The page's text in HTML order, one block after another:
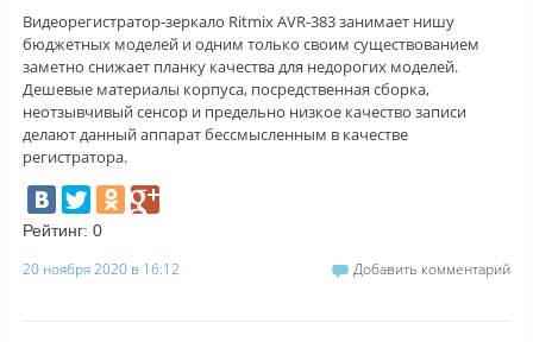
Видеорегистратор-зеркало Ritmix AVR-383 занимает нишу
бюджетных моделей и одним только своим существованием
заметно снижает планку качества для недорогих моделей.
Дешевые материалы корпуса, посредственная сборка,
неотзывчивый сенсор и предельно низкое качество записи
делают данный аппарат бессмысленным в качестве
регистратора.
Рейтинг: 0
20 ноября 2020 в 16:12 Добавить комментарий